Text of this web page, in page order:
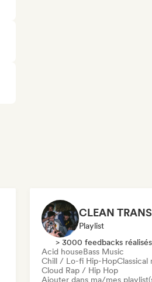
Playlist
> 3000 feedbacks réalisés
Acid houseBass Music
Chill / Lo-fi Hip-HopClassical
Cloud Rap / Hip Hop
Ajouter dans ma/mes